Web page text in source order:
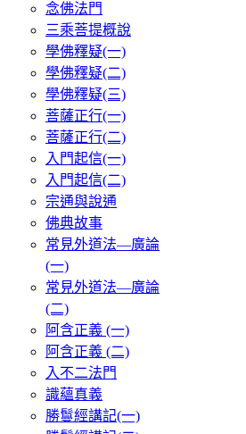
念佛法門
三乘菩提概說
學佛釋疑(一)
學佛釋疑(二)
學佛釋疑(三)
菩薩正行(一)
菩薩正行(二)
入門起信(一)
入門起信(二)
宗通與說通
佛典故事
常見外道法—廣論
(一)
常見外道法—廣論
(二)
阿含正義 (一)
阿含正義 (二)
入不二法門
識蘊真義
勝鬘經講記(一)